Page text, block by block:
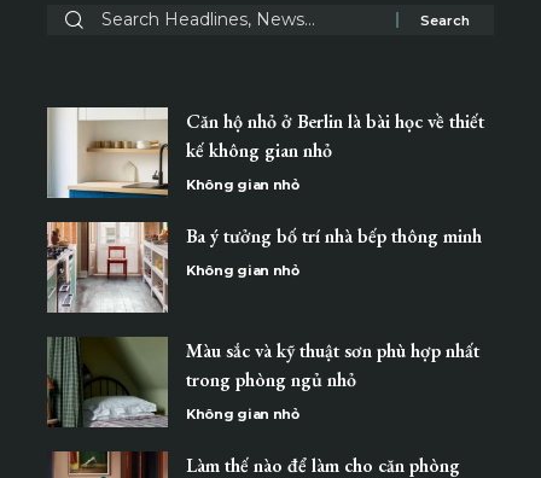
Căn hộ nhỏ ở Berlin là bài học về thiết
kế không gian nhỏ
Không gian nhỏ
Ba ý tưởng bố trí nhà bếp thông minh
Không gian nhỏ
Màu sắc và kỹ thuật sơn phù hợp nhất
trong phòng ngủ nhỏ
Không gian nhỏ
Làm thế nào để làm cho căn phòng